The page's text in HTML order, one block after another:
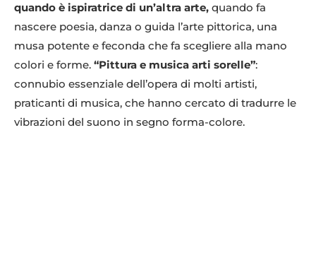
quando è ispiratrice di un’altra arte, quando fa
nascere poesia, danza o guida l’arte pittorica, una
musa potente e feconda che fa scegliere alla mano
colori e forme. “Pittura e musica arti sorelle”:
connubio essenziale dell’opera di molti artisti,
praticanti di musica, che hanno cercato di tradurre le
vibrazioni del suono in segno forma-colore.